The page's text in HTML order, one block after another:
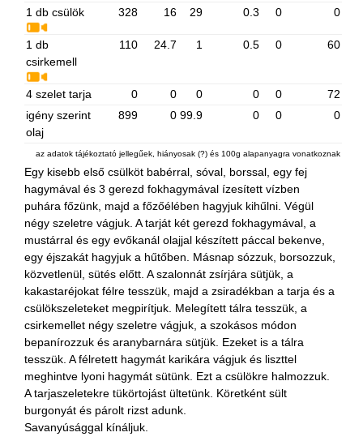
1 db csülök
328 16 29 0.3 0 0
1 db
csirkemell
110 24.7 1 0.5 0 60
4 szelet tarja 0 0 0 0 0
72
igény szerint
olaj
899 0 99.9 0 0 0
az adatok tájékoztató jellegűek, hiányosak (?) és 100g alapanyagra vonatkoznak
Egy kisebb első csülköt babérral, sóval, borssal, egy fej
hagymával és 3 gerezd fokhagymával ízesített vízben
puhára főzünk, majd a főzőélében hagyjuk kihűlni. Végül
négy szeletre vágjuk. A tarját két gerezd fokhagymával, a
mustárral és egy evőkanál olajjal készített páccal bekenve,
egy éjszakát hagyjuk a hűtőben. Másnap sózzuk, borsozzuk,
közvetlenül, sütés előtt. A szalonnát zsírjára sütjük, a
kakastaréjokat félre tesszük, majd a zsiradékban a tarja és a
csülökszeleteket megpirítjuk. Melegített tálra tesszük, a
csirkemellet négy szeletre vágjuk, a szokásos módon
bepanírozzuk és aranybarnára sütjük. Ezeket is a tálra
tesszük. A félretett hagymát karikára vágjuk és liszttel
meghintve lyoni hagymát sütünk. Ezt a csülökre halmozzuk.
A tarjaszeletekre tükörtojást ültetünk. Köretként sült
burgonyát és párolt rizst adunk.
Savanyúsággal kínáljuk.